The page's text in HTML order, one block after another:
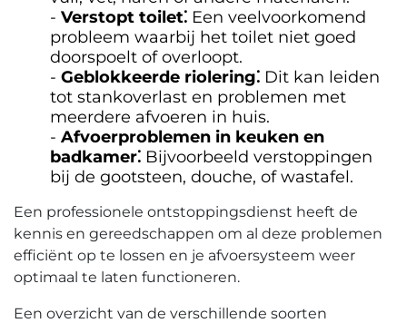
Verstopt toilet⁚ Een veelvoorkomend
probleem waarbij het toilet niet goed
doorspoelt of overloopt.​
Geblokkeerde riolering⁚ Dit kan leiden
tot stankoverlast en problemen met
meerdere afvoeren in huis.​
Afvoerproblemen in keuken en
badkamer⁚ Bijvoorbeeld verstoppingen
bij de gootsteen, douche, of wastafel.​
Een professionele ontstoppingsdienst heeft de
kennis en gereedschappen om al deze problemen
efficiënt op te lossen en je afvoersysteem weer
optimaal te laten functioneren.​
Een overzicht van de verschillende soorten